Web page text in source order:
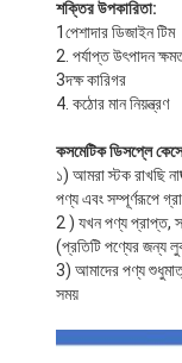
শক্তির উপকারিতা:
1পেশাদার ডিজাইন টিম
2. পর্যাপ্ত উৎপাদন
3দক্ষ কারিগর
4. কঠোর মান নিয়ন্ত্রণ
কসমেটিক ডিসপ্লে
১) আমরা স্টক রাখছি না
পণ্য এবং সম্পূর্ণরূপে
2 ) যখন পণ্য প্রাপ্ত,
(প্রতিটি পণ্যের জন্য
3) আমাদের পণ্য
সময়